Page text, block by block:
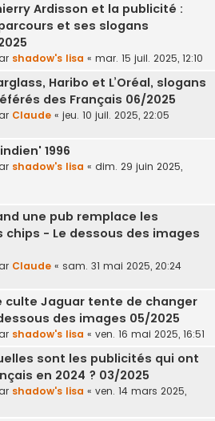
Ardisson et la publicité :
et ses slogans
shadow's lisa « mar. 15 juil. 2025, 12:10
Haribo et L’Oréal, slogans
des Français 06/2025
Claude « jeu. 10 juil. 2025, 22:05
1996
shadow's lisa « dim. 29 juin 2025,
une pub remplace les
chips - Le dessous des images
Claude « sam. 31 mai 2025, 20:24
culte Jaguar tente de changer
des images 05/2025
shadow's lisa « ven. 16 mai 2025, 16:51
sont les publicités qui ont
en 2024 ? 03/2025
shadow's lisa « ven. 14 mars 2025,